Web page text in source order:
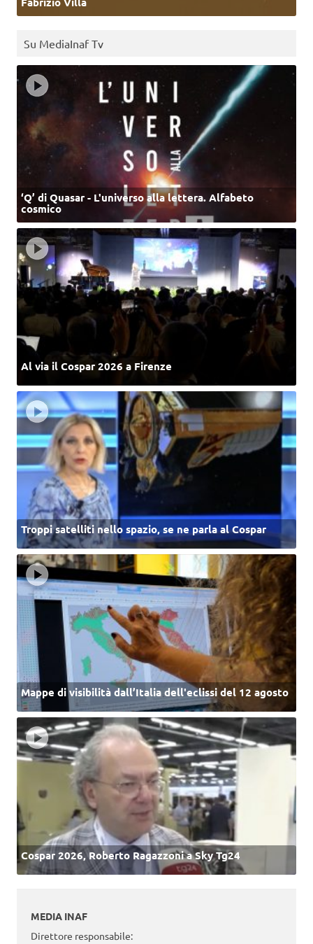
Su MediaInaf Tv
‘Q’ di Quasar - L'universo alla lettera. Alfabeto
cosmico
Al via il Cospar 2026 a Firenze
Troppi satelliti nello spazio, se ne parla al Cospar
Mappe di visibilità dall’Italia dell'eclissi del 12 agosto
Cospar 2026, Roberto Ragazzoni a Sky Tg24
MEDIA INAF
Direttore responsabile: